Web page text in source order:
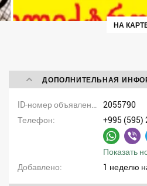
НА
ДОПОЛНИТЕЛЬНАЯ
2055790
Телефон
+995 (595)
Показать
Добавлено
1 неделю